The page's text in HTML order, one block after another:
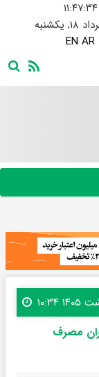
۱۱:۴۷:۳۵
EN AR
مصرف